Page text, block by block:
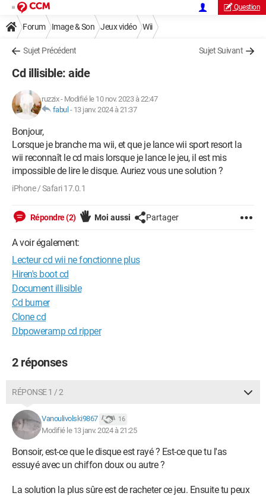
Question
Forum Image & Son Jeux vidéo Wii
Sujet Précédent Sujet Suivant
Cd illisible: aide
ruzzix- Modifié le 10 nov. 2023 à 22:47
fabul - 13 janv. 2024 à 21:37
Bonjour,
Lorsque je branche ma wii, et que je lance wii sport resort la
wii reconnaît le cd mais lorsque je lance le jeu, il est mis
impossible de lire le disque. Auriez vous une solution ?
iPhone / Safari 17.0.1
Répondre (2) Moi aussi Partager
A voir également:
Lecteur cd wii ne fonctionne plus
Hiren's boot cd
Document illisible
Cd burner
Clone cd
Dbpoweramp cd ripper
2 réponses
RÉPONSE 1 / 2
Vanoulivolski9867 16
Modifié le 13 janv. 2024 à 21:25
Bonsoir, est-ce que le disque est rayé ? Est-ce que tu l'as
essuyé avec un chiffon doux ou autre ?
La solution la plus sûre est de racheter ce jeu. Ensuite tu peux